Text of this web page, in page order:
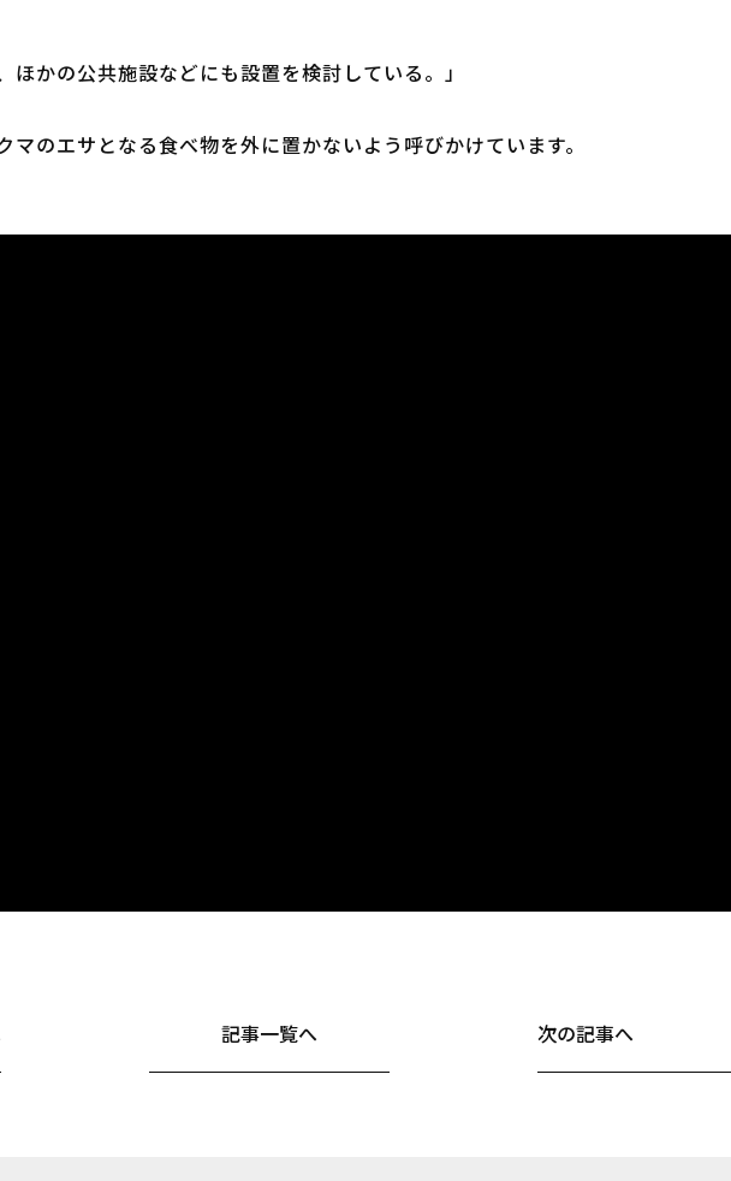
かの公共施設などにも設置を検討している。」
のエサとなる食べ物を外に置かないよう呼びかけています。
記事一覧へ 次の記事へ